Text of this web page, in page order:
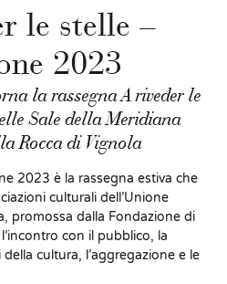
le stelle –
2023
la rassegna A riveder le
Sale della Meridiana
Rocca di Vignola
2023 è la rassegna estiva che
culturali dell’Unione
promossa dalla Fondazione di
con il pubblico, la
cultura, l’aggregazione e le